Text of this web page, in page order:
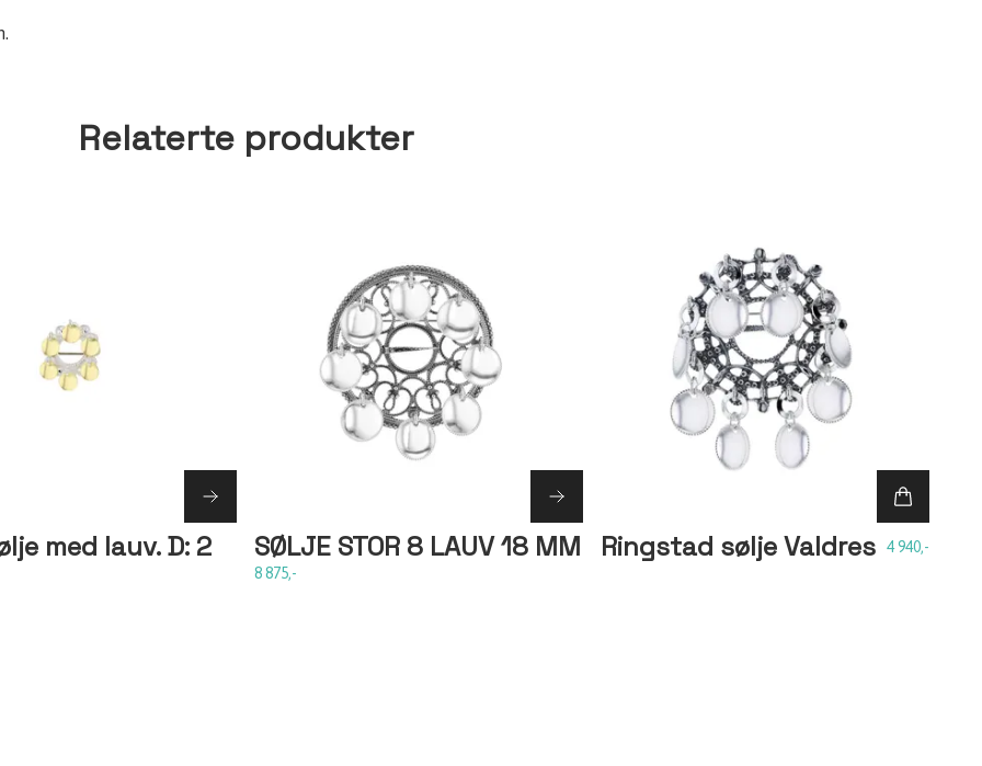
Relaterte produkter
med lauv. D: 2 SØLJE STOR 8 LAUV 18 MM
8 875,-
Ringstad sølje Valdres 4 940,-